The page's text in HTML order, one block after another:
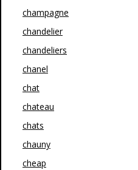
champagne
chandelier
chandeliers
chanel
chat
chateau
chats
chauny
cheap